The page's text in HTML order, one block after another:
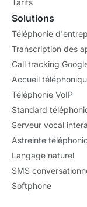
Tarifs
Solutions
Téléphonie
Transcription des
Call tracking
Accueil
Téléphonie VoIP
Standard
Serveur vocal
Astreinte
Langage naturel
SMS
Softphone